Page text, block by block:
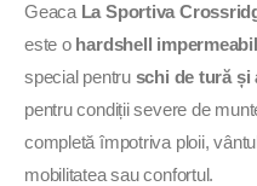
Geaca La Sportiva
este o hardshell
special pentru schi de tură și
pentru condiții severe de
completă împotriva ploii,
mobilitatea sau confortul.